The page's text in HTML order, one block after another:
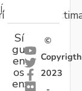
Sí
gu
en
os
en:
©
Copyrigth
2023